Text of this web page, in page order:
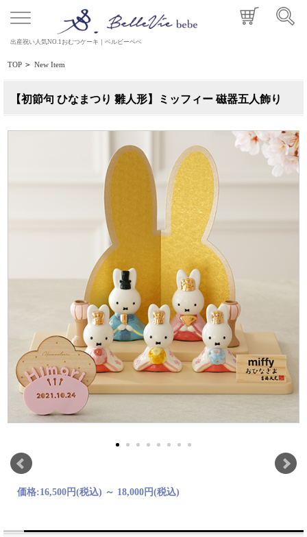
出産祝い人気NO.1おむつケーキ｜ベルビーベベ
TOP > New Item
【初節句 ひなまつり 雛人形】ミッフィー 磁器五人飾り
価格:16,500円(税込) ～ 18,000円(税込)